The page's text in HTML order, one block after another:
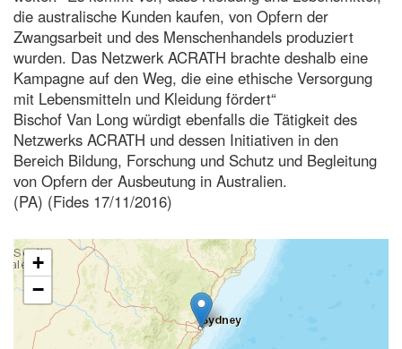
die australische Kunden kaufen, von Opfern der
Zwangsarbeit und des Menschenhandels produziert
wurden. Das Netzwerk ACRATH brachte deshalb eine
Kampagne auf den Weg, die eine ethische Versorgung
mit Lebensmitteln und Kleidung fördert“
Bischof Van Long würdigt ebenfalls die Tätigkeit des
Netzwerks ACRATH und dessen Initiativen in den
Bereich Bildung, Forschung und Schutz und Begleitung
von Opfern der Ausbeutung in Australien.
(PA) (Fides 17/11/2016)
+
−